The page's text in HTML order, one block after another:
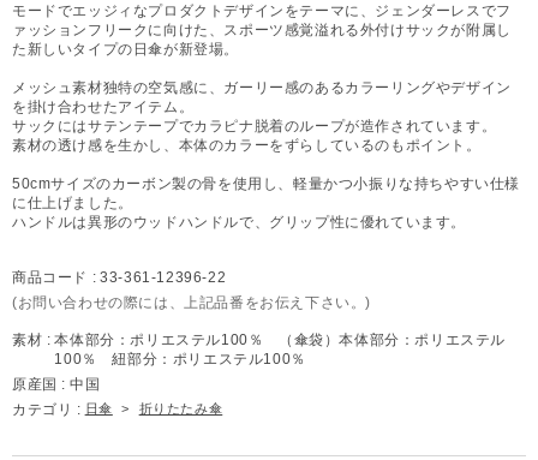
モードでエッジィなプロダクトデザインをテーマに、ジェンダーレスでフ
ァッションフリークに向けた、スポーツ感覚溢れる外付けサックが附属し
た新しいタイプの日傘が新登場。
メッシュ素材独特の空気感に、ガーリー感のあるカラーリングやデザイン
を掛け合わせたアイテム。
サックにはサテンテープでカラピナ脱着のループが造作されています。
素材の透け感を生かし、本体のカラーをずらしているのもポイント。
50cmサイズのカーボン製の骨を使用し、軽量かつ小振りな持ちやすい仕様
に仕上げました。
ハンドルは異形のウッドハンドルで、グリップ性に優れています。
商品コード : 33-361-12396-22
(お問い合わせの際には、上記品番をお伝え下さい。)
素材 : 本体部分：ポリエステル100％ （傘袋）本体部分：ポリエステル
100％ 紐部分：ポリエステル100％
原産国 : 中国
カテゴリ : 日傘 > 折りたたみ傘